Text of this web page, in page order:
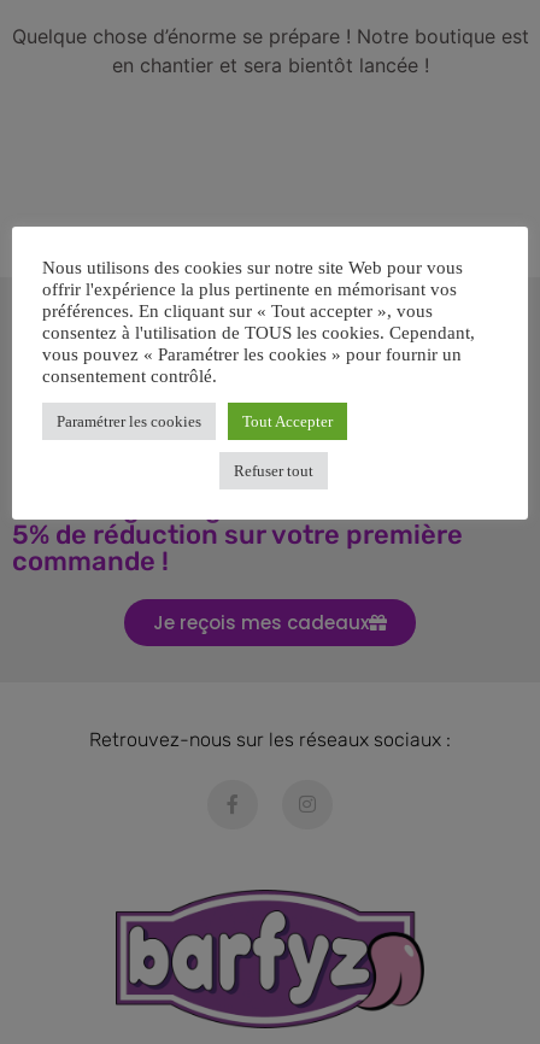
Quelque chose d’énorme se prépare ! Notre boutique est
en chantier et sera bientôt lancée !
Inscrivez-vous gratuitement pour
recevoir votre guide BARF gratuit !
Vous voulez savoir comment bien nourrir votre chien ou chat
avec le BARF ? Inscrivez-vous pour recevoir
GRATUIT SUR LE BARF EN PDF immédiatement
5% de réduction sur votre première
commande !
Je reçois mes cadeaux
Retrouvez-nous sur les réseaux sociaux :
Nous utilisons des cookies sur notre site Web pour vous
offrir l'expérience la plus pertinente en mémorisant vos
préférences. En cliquant sur « Tout accepter », vous
consentez à l'utilisation de TOUS les cookies. Cependant,
vous pouvez « Paramétrer les cookies » pour fournir un
consentement contrôlé.
Paramétrer les cookies Tout Accepter
Refuser tout